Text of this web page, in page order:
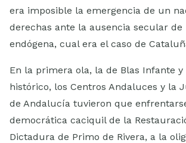
era imposible la emergencia de un
derechas ante la ausencia secular
endógena, cual era el caso de
En la primera ola, la de Blas Infante
histórico, los Centros Andaluces y la
de Andalucía tuvieron que
democrática caciquil de la
Dictadura de Primo de Rivera, a la